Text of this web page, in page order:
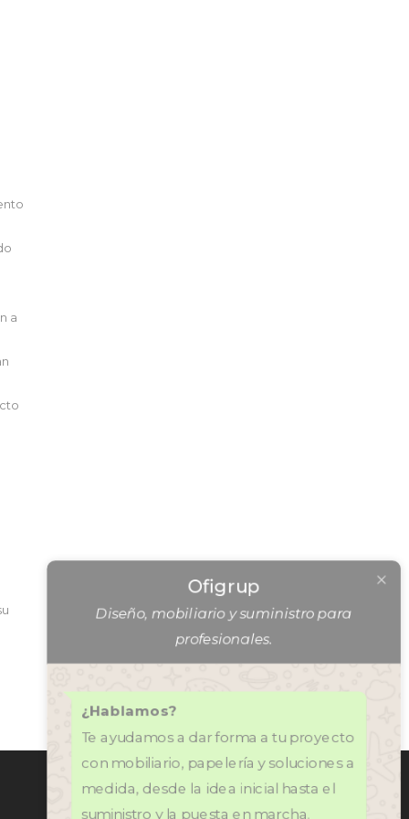
a
Ofigrup
Diseño, mobiliario y suministro para
¿Hablamos?
Te ayudamos a dar forma a tu proyecto
con mobiliario, papelería y soluciones a
medida, desde la idea inicial hasta el